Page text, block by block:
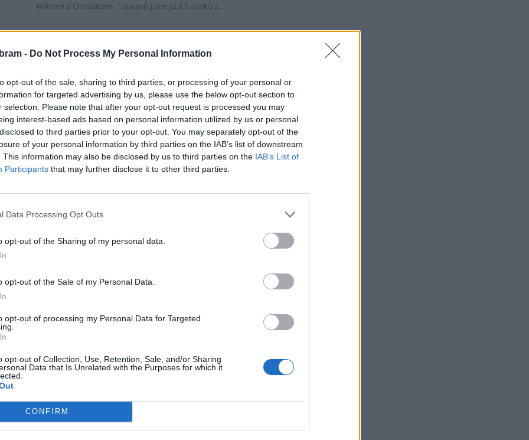
- Do Not Process My Personal Information
opt-out of the sale, sharing to third parties, or processing of your personal or
for targeted advertising by us, please use the below opt-out section to
selection. Please note that after your opt-out request is processed you may
interest-based ads based on personal information utilized by us or personal
to third parties prior to your opt-out. You may separately opt-out of the
of your personal information by third parties on the IAB’s list of downstream
This information may also be disclosed by us to third parties on the IAB’s List of
Participants that may further disclose it to other third parties.
Data Processing Opt Outs
opt-out of the Sharing of my personal data.
opt-out of the Sale of my Personal Data.
opt-out of processing my Personal Data for Targeted
opt-out of Collection, Use, Retention, Sale, and/or Sharing
Data that Is Unrelated with the Purposes for which it
CONFIRM
Milínem a Chrašticemi. "Opravili jsme již 3,5 úseků z...
Zpravodajství
Rozhodnutí ohledně odvalů se
nelíbí senátorovi, Příbrami ani
PŘÍBRAM - V minulém týdnu Ministerstvo životního
využívání kameniva z odvalů při realizaci dopravních
Zpravodajství
a silnice II/118
PŘÍBRAM - Začala rekonstrukce asfaltového